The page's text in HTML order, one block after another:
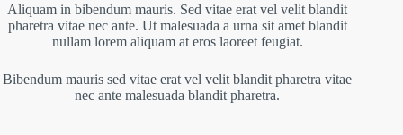
Aliquam in bibendum mauris. Sed vitae erat vel velit blandit
pharetra vitae nec ante. Ut malesuada a urna sit amet blandit
nullam lorem aliquam at eros laoreet feugiat.
Bibendum mauris sed vitae erat vel velit blandit pharetra vitae
nec ante malesuada blandit pharetra.